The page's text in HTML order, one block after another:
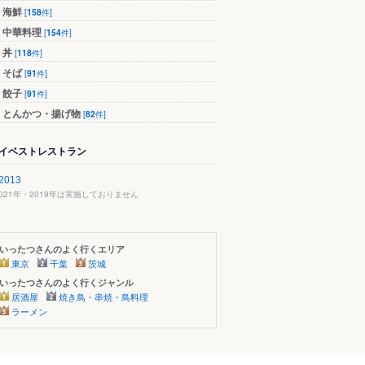
海鮮 [158件]
中華料理 [154件]
丼 [118件]
そば[91件]
餃子 [91件]
とんかつ・揚げ物 [82件]
ベストレストラン
年・2019年は実施しておりません
いったつさんのよく行くエリア
東京 千葉 茨城
いったつさんのよく行くジャンル
居酒屋
焼き鳥・串焼・鳥料理
ラーメン